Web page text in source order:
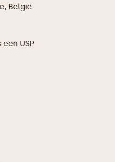
, België
een USP